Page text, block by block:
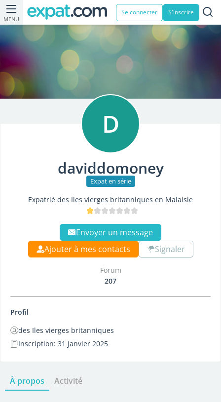
MENU
Se connecter S'inscrire
D
daviddomoney
Expat en série
Expatrié des Iles vierges britanniques en Malaisie
Envoyer un message
Ajouter à mes contacts
Signaler
Forum
207
Profil
des Iles vierges britanniques
Inscription: 31 Janvier 2025
À propos Activité